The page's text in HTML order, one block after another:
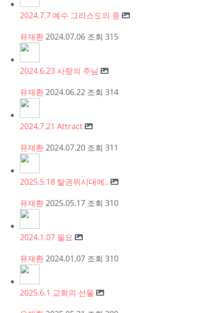
2024.7.7 예수 그리스도의 종
유재환2024.07.06 조회 315
2024.6.23 사랑의 주님
유재환2024.06.22 조회 314
2024.7.21 Attract
유재환2024.07.20 조회 311
2025.5.18 탈권위시대에..
유재환2025.05.17 조회 310
2024.1.07 필요
유재환2024.01.07 조회 310
2025.6.1 교회의 선물